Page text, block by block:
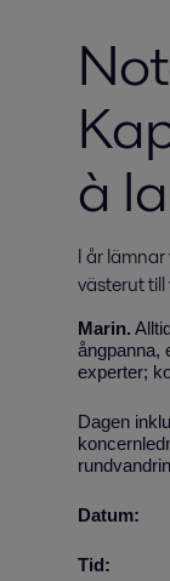
à
I år
västerut
Marin.
ångpanna,
experter;
Dagen
Datum:
Tid: